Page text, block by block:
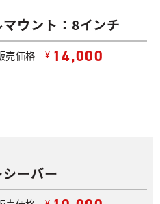
ウント：8インチ
売価格 ¥ 14,000
ーバー